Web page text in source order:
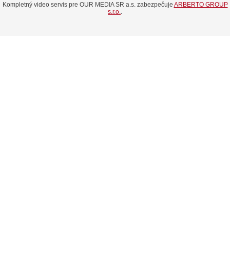
Kompletný video servis pre OUR MEDIA SR a.s. zabezpečuje ARBERTO GROUP
s.r.o..